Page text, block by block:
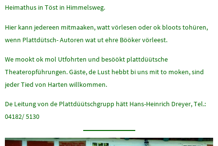
Heimathus in Töst in Himmelsweg.
Hier kann jedereen mitmaaken, watt vörlesen oder ok bloots tohüren,
wenn Plattdütsch- Autoren wat ut ehre Bööker vörleest.
We mookt ok mol Utfohrten und besöökt plattdüütsche
Theateropführungen. Gäste, de Lust hebbt bi uns mit to moken, sind
jeder Tied von Harten willkommen.
De Leitung von de Plattdüütschgrupp hätt Hans-Heinrich Dreyer, Tel.:
04182/ 5130